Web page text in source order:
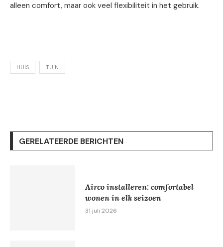
alleen comfort, maar ook veel flexibiliteit in het gebruik.
HUIS TUIN
GERELATEERDE BERICHTEN
Airco installeren: comfortabel
wonen in elk seizoen
31 juli 2026